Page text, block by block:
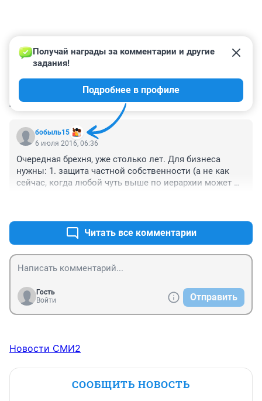
КОММЕНТАРИИ 1
бобыль15
Получай награды за комментарии и другие
задания!
Подробнее в профиле
6 июля 2016, 06:36
Очередная брехня, уже столько лет. Для бизнеса
нужны: 1. защита частной собственности (а не как
сейчас, когда любой чуть выше по иерархии может
позитивной стабильности для обеспечения
инвестиций (никто не будет ничего вкладывать пока
каждые три года у верхушки новое помешательство).
3. Продумывание деятельности надзирательницах
органов, сейчас они по велению левой пятки могут
хоть каждые день вашу лавочку закрывать с целью
выяснения чего угодно. Вот и всё.
Читать все комментарии
Гость
Войти
Отправить
Новости СМИ2
СООБЩИТЬ НОВОСТЬ